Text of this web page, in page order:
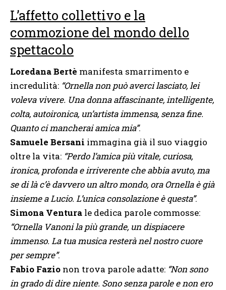
L’affetto collettivo e la
commozione del mondo dello
spettacolo
Loredana Bertè manifesta smarrimento e
incredulità: “Ornella non può averci lasciato, lei
voleva vivere. Una donna affascinante, intelligente,
colta, autoironica, un’artista immensa, senza fine.
Quanto ci mancherai amica mia”.
Samuele Bersani immagina già il suo viaggio
oltre la vita: “Perdo l’amica più vitale, curiosa,
ironica, profonda e irriverente che abbia avuto, ma
se di là c’è davvero un altro mondo, ora Ornella è già
insieme a Lucio. L’unica consolazione è questa”.
Simona Ventura le dedica parole commosse:
“Ornella Vanoni la più grande, un dispiacere
immenso. La tua musica resterà nel nostro cuore
per sempre”.
Fabio Fazio non trova parole adatte: “Non sono
in grado di dire niente. Sono senza parole e non ero